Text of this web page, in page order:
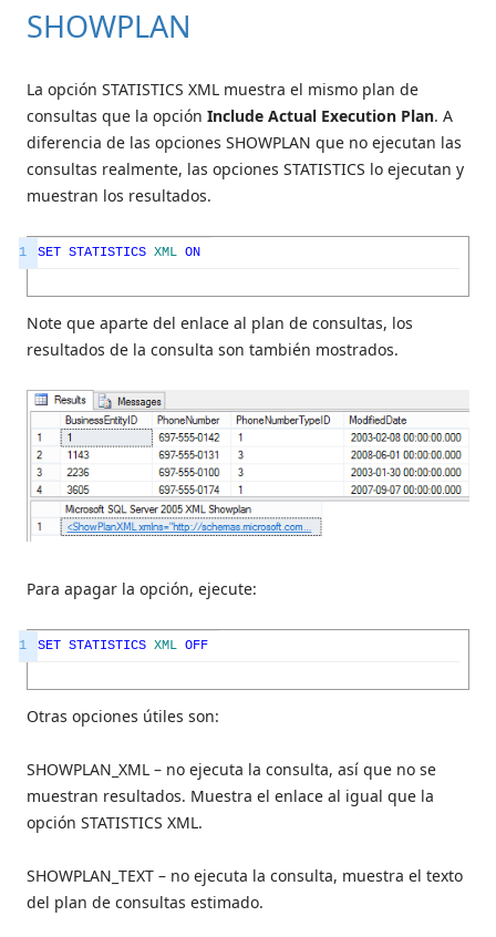
SHOWPLAN
La opción STATISTICS XML muestra el mismo plan de
consultas que la opción Include Actual Execution Plan. A
diferencia de las opciones SHOWPLAN que no ejecutan las
consultas realmente, las opciones STATISTICS lo ejecutan y
muestran los resultados.
1 SET STATISTICS XML ON
Note que aparte del enlace al plan de consultas, los
resultados de la consulta son también mostrados.
Para apagar la opción, ejecute:
1 SET STATISTICS XML OFF
Otras opciones útiles son:
SHOWPLAN_XML – no ejecuta la consulta, así que no se
muestran resultados. Muestra el enlace al igual que la
opción STATISTICS XML.
SHOWPLAN_TEXT – no ejecuta la consulta, muestra el texto
del plan de consultas estimado.